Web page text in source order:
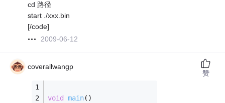
cd 路径
start ./xxx.bin
[/code]
2009-06-12
coverallwangp
void main()
赞